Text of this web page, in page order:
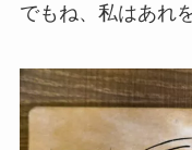
でもね、私はあれ